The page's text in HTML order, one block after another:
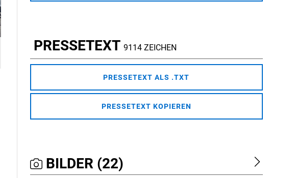
PRESSETEXT 9114 ZEICHEN
PRESSETEXT ALS .TXT
PRESSETEXT KOPIEREN
BILDER (22)